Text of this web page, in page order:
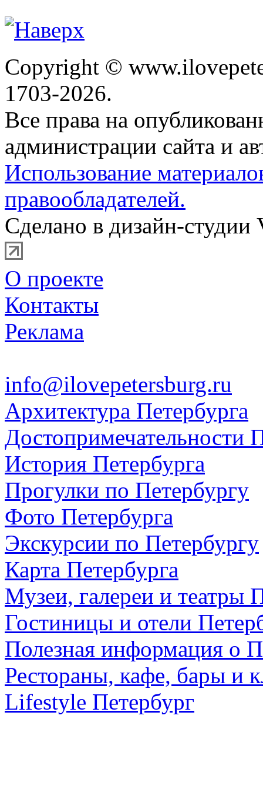
Copyright ©
1703-2026.
Все права на
администрации сайта и
Использование
правообладателей.
Сделано в дизайн-студии
О проекте
Контакты
Реклама
info@ilovepetersburg.ru
Архитектура Петербурга
Достопримечательности
История Петербурга
Прогулки по Петербургу
Фото Петербурга
Экскурсии по Петербургу
Карта Петербурга
Музеи, галереи и театры
Гостиницы и отели
Полезная информация о
Рестораны, кафе, бары и
Lifestyle Петербург